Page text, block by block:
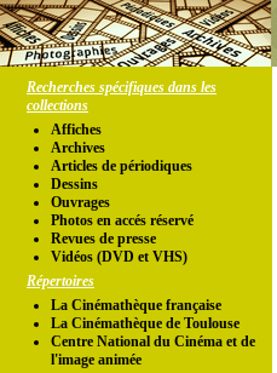
Recherches spécifiques dans les
collections
Affiches
Archives
Articles de périodiques
Dessins
Ouvrages
Photos en accés réservé
Revues de presse
Vidéos (DVD et VHS)
Répertoires
La Cinémathèque française
La Cinémathèque de Toulouse
Centre National du Cinéma et de
l'image animée